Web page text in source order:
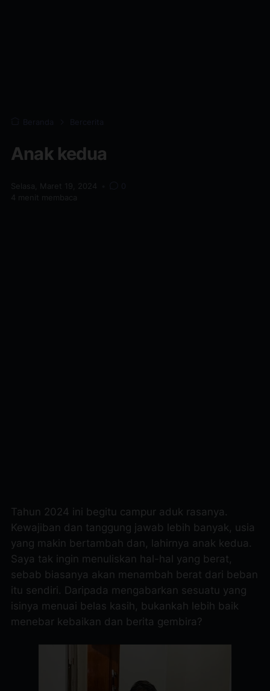
Beranda Bercerita
Anak kedua
Selasa, Maret 19, 2024
0
4
menit membaca
Tahun 2024 ini begitu campur aduk rasanya.
Kewajiban dan tanggung jawab lebih banyak, usia
yang makin bertambah dan, lahirnya anak kedua.
Saya tak ingin menuliskan hal-hal yang berat,
sebab biasanya akan menambah berat dari beban
itu sendiri. Daripada mengabarkan sesuatu yang
isinya menuai belas kasih, bukankah lebih baik
menebar kebaikan dan berita gembira?